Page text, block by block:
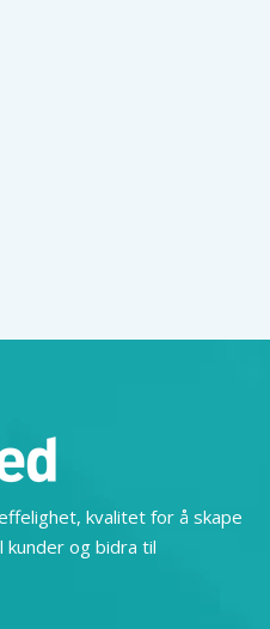
kvalitet for å skape
og bidra til